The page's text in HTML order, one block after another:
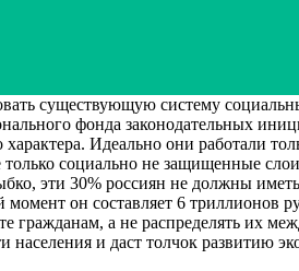
существующую систему
фонда законодательных
характера. Идеально они работали
социально не защищенные
эти 30% россиян не должны
он составляет 6
гражданам, а не распределять их
населения и даст толчок развитию